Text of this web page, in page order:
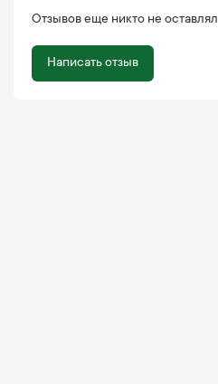
Отзывов еще никто не оставлял
Написать отзыв